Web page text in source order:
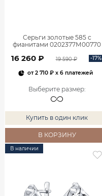
Серьги золотые 585 с
фианитами 0202377М00770
16 260 ₽ 19 590 ₽ -17%
от2 710 ₽x 6 платежей
Выберите размер:
Купить в один клик
В КОРЗИНУ
В наличии